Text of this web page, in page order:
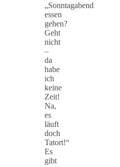
„Sonntagabend
essen
gehen?
Geht
nicht
–
da
habe
ich
keine
Zeit!
Na,
es
läuft
doch
Tatort!“
Es
gibt